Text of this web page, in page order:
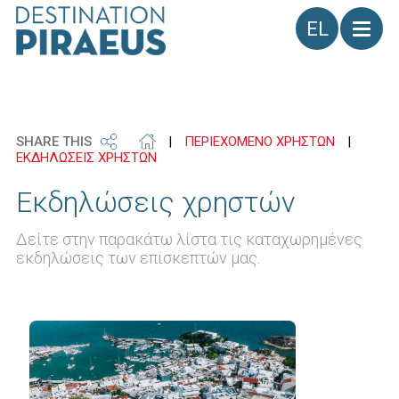
Γλώσσα
SHARE THIS | ΠΕΡΙΕΧΟΜΕΝΟ ΧΡΗΣΤΩΝ
|
ΕΚΔΗΛΩΣΕΙΣ ΧΡΗΣΤΩΝ
Εκδηλώσεις χρηστών
Δείτε στην παρακάτω λίστα τις καταχωρημένες
εκδηλώσεις των επισκεπτών μας.